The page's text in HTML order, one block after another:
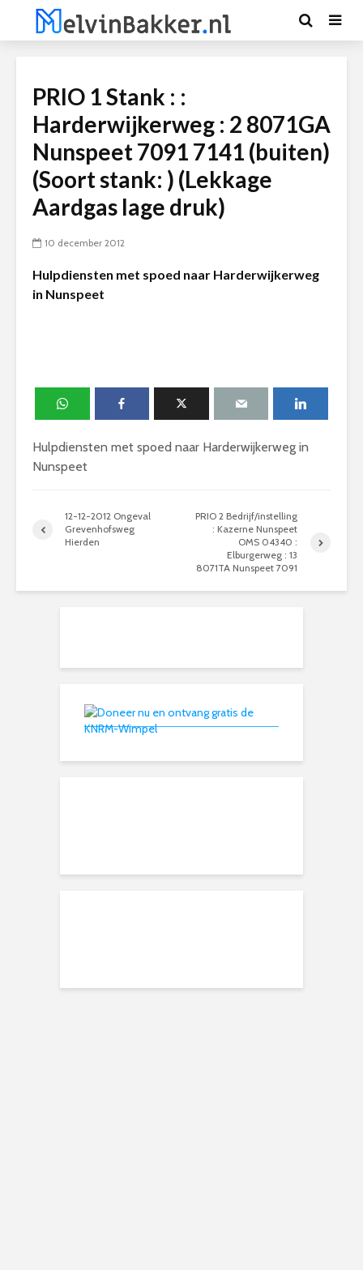
PRIO 1 Stank : :
Harderwijkerweg : 2 8071GA
Nunspeet 7091 7141 (buiten)
(Soort stank: ) (Lekkage
Aardgas lage druk)
10 december 2012
Hulpdiensten met spoed naar Harderwijkerweg
in Nunspeet
Hulpdiensten met spoed naar Harderwijkerweg in
Nunspeet
12-12-2012 Ongeval
Grevenhofsweg
Hierden
PRIO 2 Bedrijf/instelling
: Kazerne Nunspeet
OMS 04340 :
Elburgerweg : 13
8071TA Nunspeet 7091